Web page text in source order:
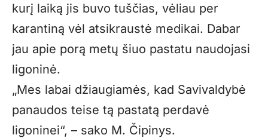
kurį laiką jis buvo tuščias, vėliau per
karantiną vėl atsikraustė medikai. Dabar
jau apie porą metų šiuo pastatu naudojasi
ligoninė.
„Mes labai džiaugiamės, kad Savivaldybė
panaudos teise tą pastatą perdavė
ligoninei“, – sako M. Čipinys.